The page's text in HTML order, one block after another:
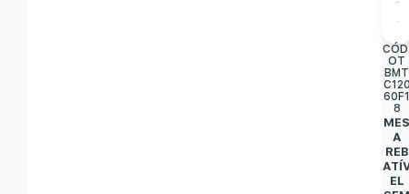
OT
BMT
8
A
REB
EL